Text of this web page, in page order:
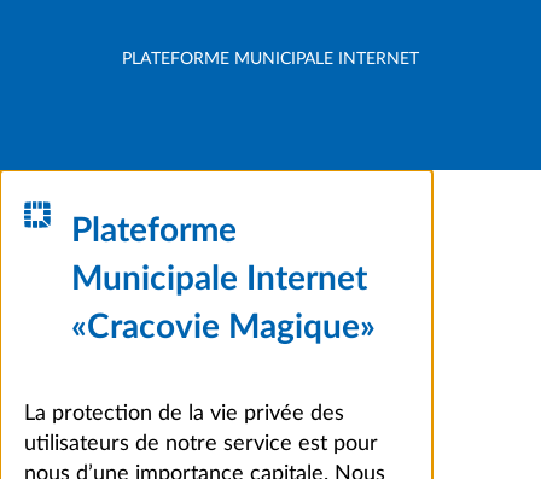
PLATEFORME MUNICIPALE INTERNET
Plateforme
Municipale Internet
«Cracovie Magique»
La protection de la vie privée des
utilisateurs de notre service est pour
nous d’une importance capitale. Nous